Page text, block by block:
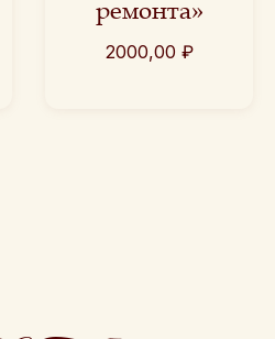
ремонта»
2000,00 ₽